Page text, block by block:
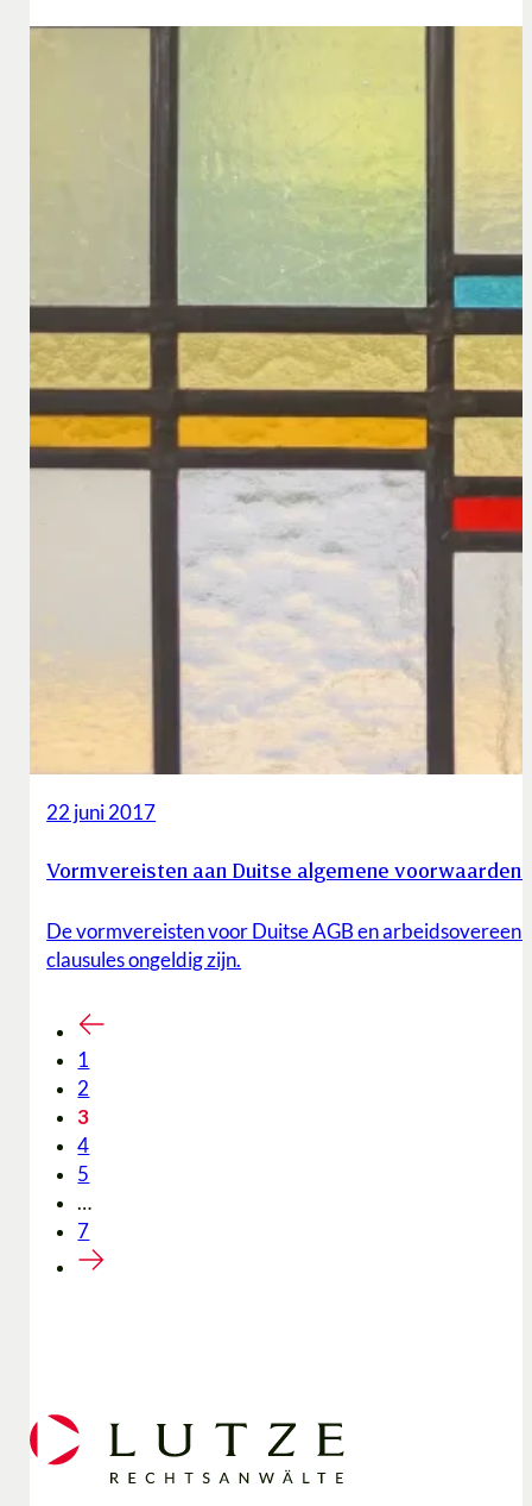
22 juni 2017
Vormvereisten aan Duitse algemene
De vormvereisten voor Duitse AGB en
clausules ongeldig zijn.
1
2
3
4
5
…
7